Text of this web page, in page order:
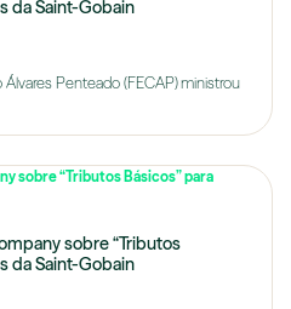
da Saint-Gobain
Penteado (FECAP) ministrou
sobre “Tributos
da Saint-Gobain